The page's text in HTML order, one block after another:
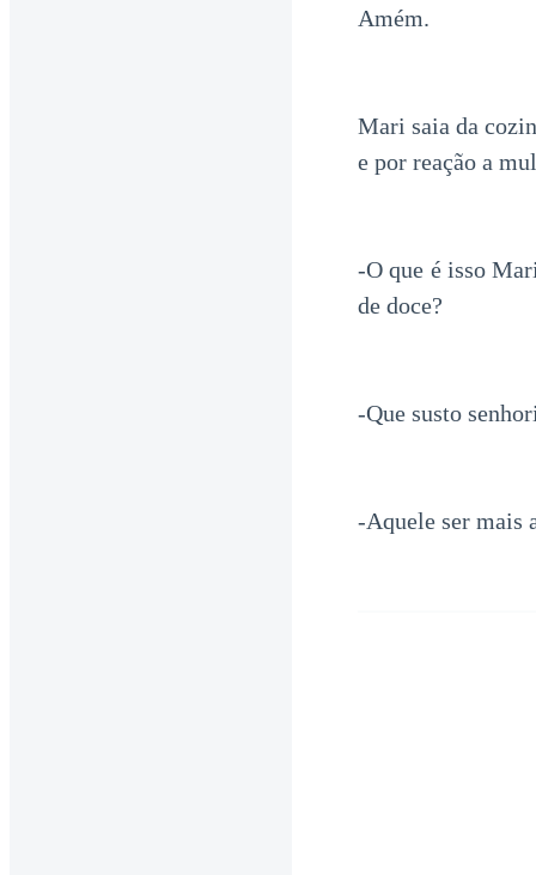
Amém.
Mari saia da
e por reação a
-O que é isso
de doce?
-Que susto
-Aquele ser mais